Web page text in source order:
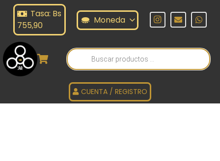
Tasa: Bs
755,90
Moneda
Búsqueda
de
productos
CUENTA / REGISTRO